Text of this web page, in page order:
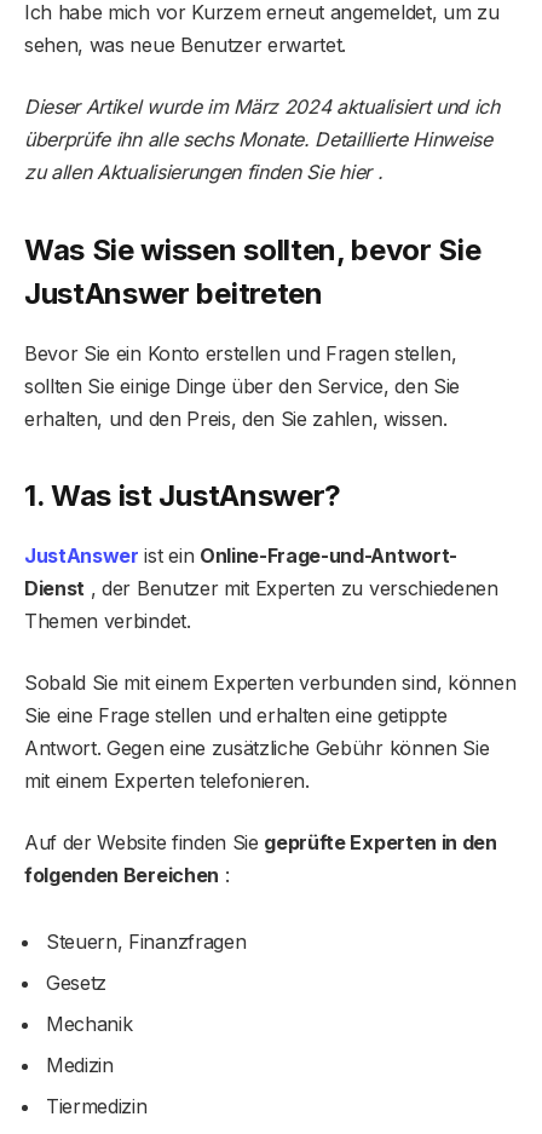
Ich habe mich vor Kurzem erneut angemeldet, um zu
sehen, was neue Benutzer erwartet.
Dieser Artikel wurde im März 2024 aktualisiert und ich
überprüfe ihn alle sechs Monate. Detaillierte Hinweise
zu allen Aktualisierungen finden Sie hier .
Was Sie wissen sollten, bevor Sie
JustAnswer beitreten
Bevor Sie ein Konto erstellen und Fragen stellen,
sollten Sie einige Dinge über den Service, den Sie
erhalten, und den Preis, den Sie zahlen, wissen.
1. Was ist JustAnswer?
JustAnswer ist ein Online-Frage-und-Antwort-
Dienst , der Benutzer mit Experten zu verschiedenen
Themen verbindet.
Sobald Sie mit einem Experten verbunden sind, können
Sie eine Frage stellen und erhalten eine getippte
Antwort. Gegen eine zusätzliche Gebühr können Sie
mit einem Experten telefonieren.
Auf der Website finden Sie geprüfte Experten in den
folgenden Bereichen :
Steuern, Finanzfragen
Gesetz
Mechanik
Medizin
Tiermedizin